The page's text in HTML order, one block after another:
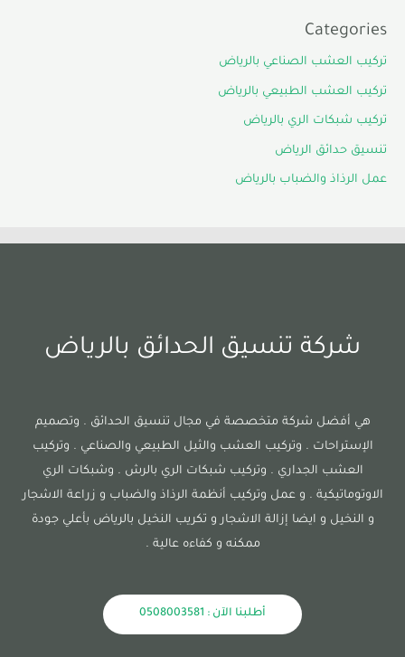
Categories
تركيب العشب الصناعي بالرياض
تركيب العشب الطبيعي بالرياض
تركيب شبكات الري بالرياض
تنسيق حدائق الرياض
عمل الرذاذ والضباب بالرياض
شركة تنسيق الحدائق بالرياض
هي أفضل شركة متخصصة في مجال تنسيق الحدائق . وتصميم
الإستراحات . وتركيب العشب والثيل الطبيعي والصناعي . وتركيب
العشب الجداري . وتركيب شبكات الري بالرش . وشبكات الري
الاوتوماتيكية . و عمل وتركيب أنظمة الرذاذ والضباب و زراعة الاشجار
و النخيل و ايضا إزالة الاشجار و تكريب النخيل بالرياض بأعلي جودة
ممكنه و كفاءه عالية .
أطلبنا الآن : 0508003581